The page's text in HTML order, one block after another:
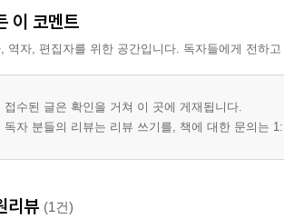
이 코멘트
역자, 편집자를 위한 공간입니다. 독자들에게 전하
접수된 글은 확인을 거쳐 이 곳에 게재됩니다.
독자 분들의 리뷰는 리뷰 쓰기를, 책에 대한 문의는
리뷰 (1건)